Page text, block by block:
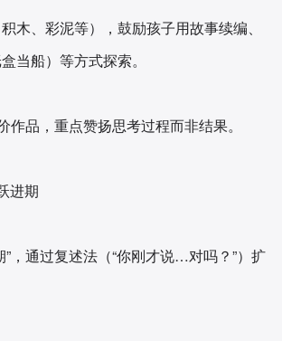
木、彩泥等），鼓励孩子用故事续编、
当船）等方式探索。
作品，重点赞扬思考过程而非结果‌。
进期‌
”，通过复述法（“你刚才说…对吗？”）扩